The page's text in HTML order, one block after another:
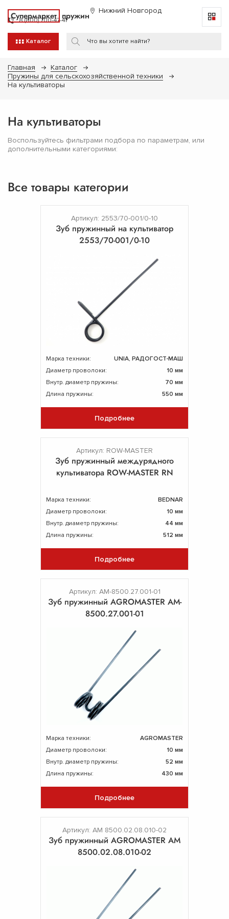
Супермаркет пружин Нижний Новгород
8 (800) 700-47-41
Каталог
Главная
Каталог
Пружины для сельскохозяйственной техники
На культиваторы
На культиваторы
Воспользуйтесь фильтрами подбора по параметрам, или
дополнительными категориями:
Все товары категории
Артикул: 2553/70-001/0-10
Зуб пружинный на культиватор
2553/70-001/0-10
Марка техники:
UNIA, РАДОГОСТ-МАШ
Диаметр проволоки:
10 мм
Внутр. диаметр пружины:
70 мм
Длина пружины:
550 мм
Подробнее
Артикул: ROW-MASTER
Зуб пружинный междурядного
культиватора ROW-MASTER RN
Марка техники:
BEDNAR
Диаметр проволоки:
10 мм
Внутр. диаметр пружины:
44 мм
Длина пружины:
512 мм
Подробнее
Артикул: AM-8500.27.001-01
Зуб пружинный AGROMASTER AM-
8500.27.001-01
Марка техники:
AGROMASTER
Диаметр проволоки:
10 мм
Внутр. диаметр пружины:
52 мм
Длина пружины:
430 мм
Подробнее
Артикул: AM 8500.02.08.010-02
Зуб пружинный AGROMASTER AM
8500.02.08.010-02